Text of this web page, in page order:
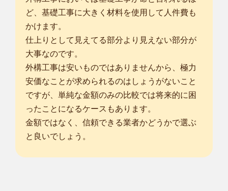
ど、基礎工事に大きく材料を使用して人件費も
かけます。
仕上りとして見えてる部分より見えない部分が
大事なのです。
外構工事は安いものではありませんから、極力
安価なことが求められるのはしょうがないこと
ですが、単純な金額のみの比較では将来的に困
ったことになるケースもあります。
金額ではなく、信頼できる業者かどうかで選ぶ
と良いでしょう。